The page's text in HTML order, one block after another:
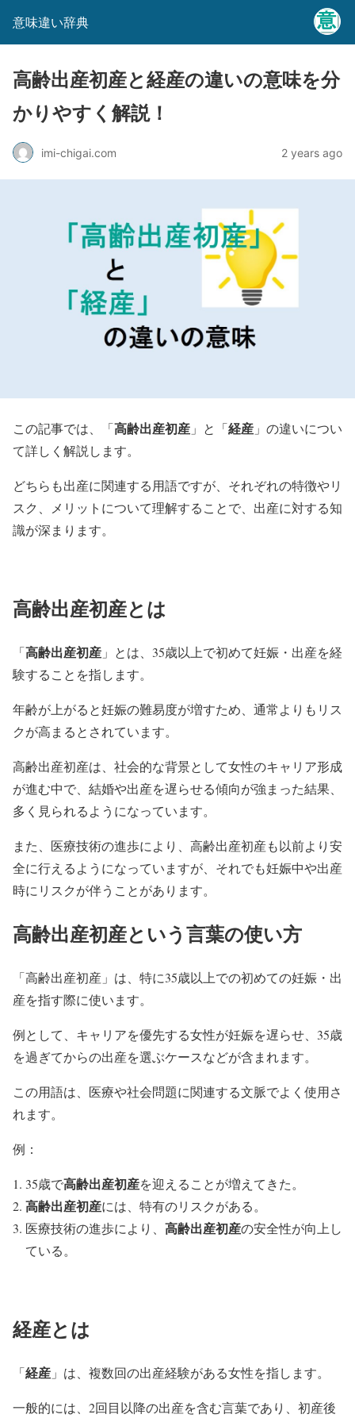
意味違い辞典
高齢出産初産と経産の違いの意味を分
かりやすく解説！
imi-chigai.com 2 years ago
この記事では、「高齢出産初産 」と「経産 」の違いについ
て詳しく解説します。
どちらも出産に関連する用語ですが、それぞれの特徴やリ
スク、メリットについて理解することで、出産に対する知
識が深まります。
高齢出産初産とは
「高齢出産初産 」とは、35歳以上で初めて妊娠・出産を経
験することを指します。
年齢が上がると妊娠の難易度が増すため、通常よりもリス
クが高まるとされています。
高齢出産初産は、社会的な背景として女性のキャリア形成
が進む中で、結婚や出産を遅らせる傾向が強まった結果、
多く見られるようになっています。
また、医療技術の進歩により、高齢出産初産も以前より安
全に行えるようになっていますが、それでも妊娠中や出産
時にリスクが伴うことがあります。
高齢出産初産という言葉の使い方
「高齢出産初産」は、特に35歳以上での初めての妊娠・出
産を指す際に使います。
例として、キャリアを優先する女性が妊娠を遅らせ、35歳
を過ぎてからの出産を選ぶケースなどが含まれます。
この用語は、医療や社会問題に関連する文脈でよく使用さ
れます。
例：
35歳で高齢出産初産を迎えることが増えてきた。
高齢出産初産には、特有のリスクがある。
医療技術の進歩により、 高齢出産初産の安全性が向上し
ている。
経産とは
「経産 」は、複数回の出産経験がある女性を指します。
一般的には、2回目以降の出産を含む言葉であり、初産後